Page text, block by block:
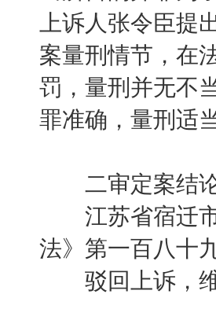
上诉人张令臣提
案量刑情节，在
罚，量刑并无不
罪准确，量刑适
二审定案结
江苏省宿迁市
法》第一百八十
驳回上诉，维